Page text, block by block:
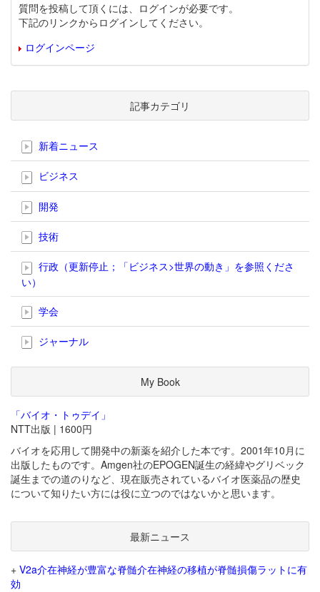
質問を投稿して頂くには、ログインが必要です。
下記のリンクからログインしてください。
ログインページ
記事カテゴリ
新着ニュース
ビジネス
開発
技術
行政（更新停止；「ビジネス>世界の動き」を参照くださ
い）
学会
ジャーナル
My Book
「バイオ・トゥデイ」
NTT出版 | 1600円
バイオを応用して開発中の新薬を紹介した本です。2001年10月に
出版したものです。Amgen社のEPOGEN誕生の経緯やグリベック
誕生までの道のりなど、現在販売されているバイオ医薬品の歴史
について知りたい方には役に立つのではないかと思います。
最新ニュース
+ V2a介在神経が豊富な脊髄介在神経の移植が脊髄損傷ラットに有
効